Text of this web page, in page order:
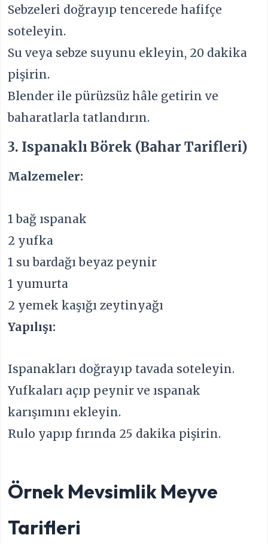
Sebzeleri doğrayıp tencerede hafifçe
soteleyin.
Su veya sebze suyunu ekleyin, 20 dakika
pişirin.
Blender ile pürüzsüz hâle getirin ve
baharatlarla tatlandırın.
3. Ispanaklı Börek (Bahar Tarifleri)
Malzemeler:
1 bağ ıspanak
2 yufka
1 su bardağı beyaz peynir
1 yumurta
2 yemek kaşığı zeytinyağı
Yapılışı:
Ispanakları doğrayıp tavada soteleyin.
Yufkaları açıp peynir ve ıspanak
karışımını ekleyin.
Rulo yapıp fırında 25 dakika pişirin.
Örnek Mevsimlik Meyve
Tarifleri